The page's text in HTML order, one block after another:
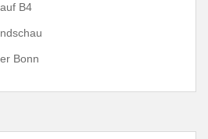
B4
Bonn